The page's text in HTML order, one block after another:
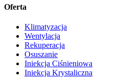
Oferta
Klimatyzacja
Wentylacja
Rekuperacja
Osuszanie
Iniekcja Ciśnieniowa
Iniekcja Krystaliczna